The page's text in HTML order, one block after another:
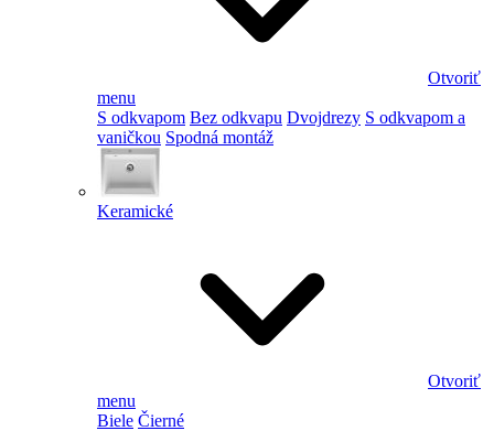
Otvoriť
menu
S odkvapom Bez odkvapu Dvojdrezy S odkvapom a
vaničkou Spodná montáž
Keramické
Otvoriť
menu
Biele Čierné